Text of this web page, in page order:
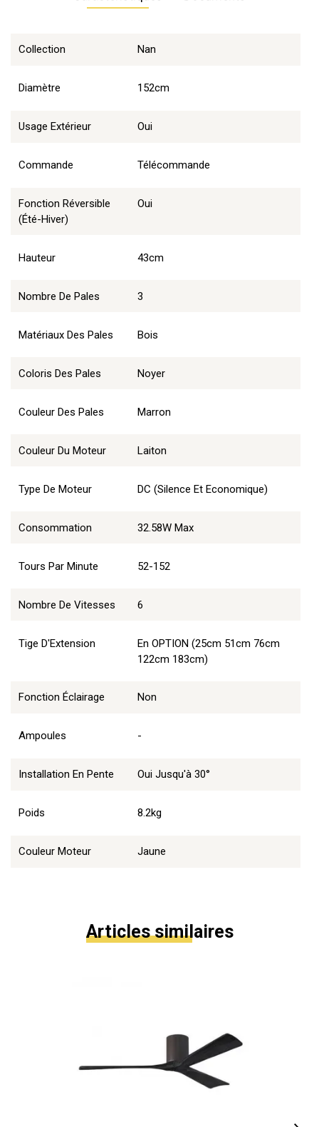
Collection Nan
Diamètre 152cm
Usage Extérieur Oui
Commande Télécommande
Fonction Réversible
(été-Hiver)
Oui
Hauteur 43cm
Nombre De Pales 3
Matériaux Des Pales Bois
Coloris Des Pales Noyer
Couleur Des Pales Marron
Couleur Du Moteur Laiton
Type De Moteur DC (Silence Et Economique)
Consommation 32.58W Max
Tours Par Minute 52-152
Nombre De Vitesses 6
Tige D'Extension
En OPTION (25cm 51cm 76cm
122cm 183cm)
Fonction Éclairage Non
Ampoules -
Installation En Pente Oui Jusqu'à 30°
Poids 8.2kg
Couleur Moteur Jaune
Articles similaires